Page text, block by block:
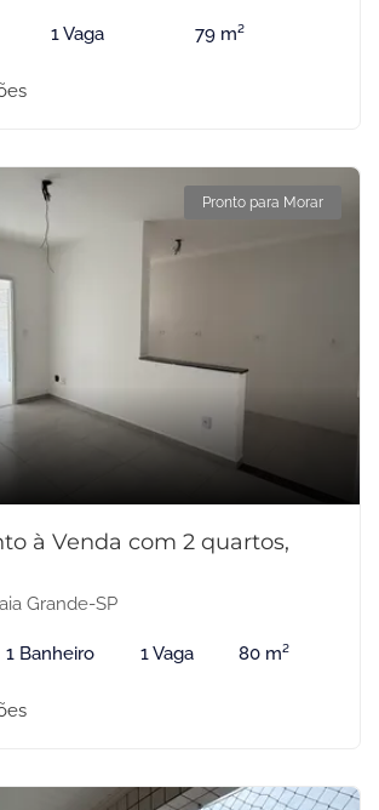
1 Vaga 79 m²
Pronto para Morar
à Venda com 2 quartos,
Grande-SP
1 Banheiro 1 Vaga 80 m²